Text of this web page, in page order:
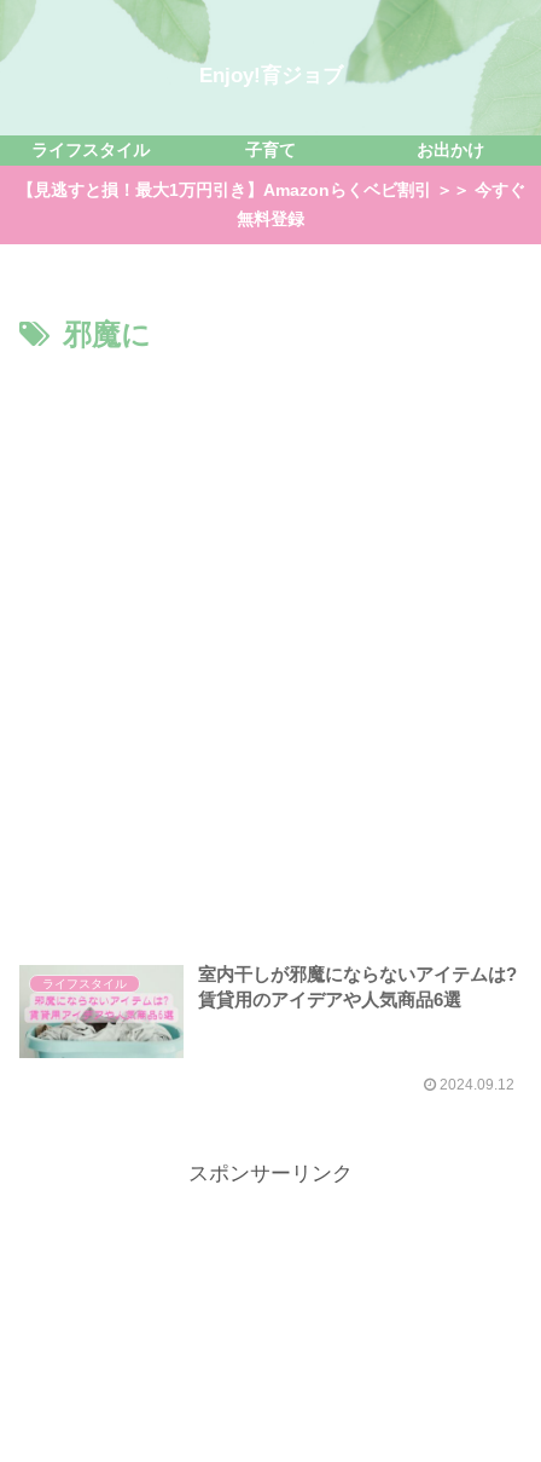
Enjoy!育ジョブ
ライフスタイル 子育て お出かけ
【見逃すと損！最大1万円引き】Amazonらくベビ割引 ＞＞ 今すぐ
無料登録
邪魔に
ライフスタイル
室内干しが邪魔にならないアイテムは?
賃貸用のアイデアや人気商品6選
2024.09.12
スポンサーリンク